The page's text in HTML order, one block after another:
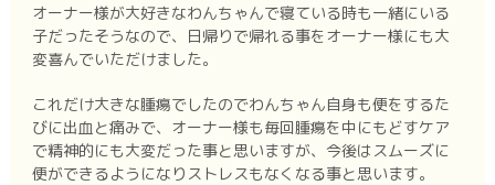
オーナー様が大好きなわんちゃんで寝ている時も一緒にいる
子だったそうなので、日帰りで帰れる事をオーナー様にも大
変喜んでいただけました。
これだけ大きな腫瘍でしたのでわんちゃん自身も便をするた
びに出血と痛みで、オーナー様も毎回腫瘍を中にもどすケア
で精神的にも大変だった事と思いますが、今後はスムーズに
便ができるようになりストレスもなくなる事と思います。